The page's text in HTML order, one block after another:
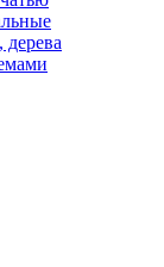
дерева